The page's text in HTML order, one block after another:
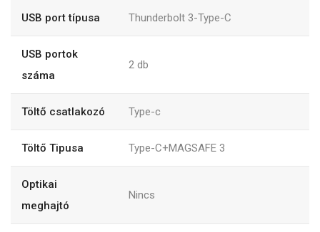
USB port típusa Thunderbolt 3-Type-C
USB portok
száma
2 db
Töltő csatlakozó Type-c
Töltő Tipusa Type-C+MAGSAFE 3
Optikai
meghajtó
Nincs